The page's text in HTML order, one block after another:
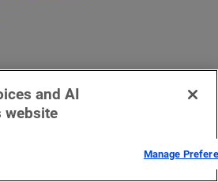
and AI
website
Manage